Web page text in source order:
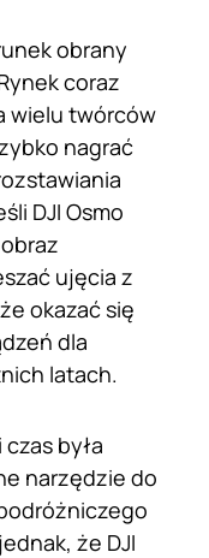
obrany
coraz
wielu twórców
nagrać
DJI Osmo
ujęcia z
okazać się
dla
latach.
była
narzędzie do
że DJI